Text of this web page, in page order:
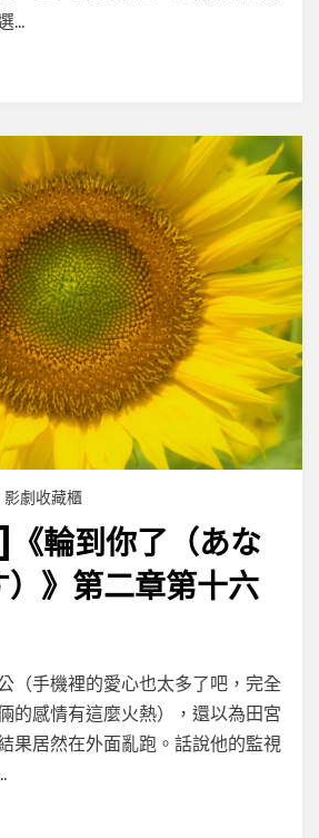
你
の
で
す）》
第
二
章
第
十
七
集
…
影劇收藏櫃
輪到你了（あな
》第二章第十六
on
[095/100]
《輪
到
（手機裡的愛心也太多了吧，完全
的感情有這麼火熱），還以為田宮
果居然在外面亂跑。話說他的監視